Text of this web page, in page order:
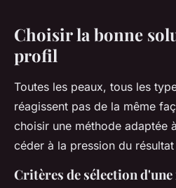
Choisir la bonne
profil
Toutes les peaux, tous les
réagissent pas de la même
choisir une méthode adaptée
céder à la pression du
Critères de sélection